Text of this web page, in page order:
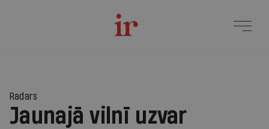
Radars
Jaunajā vilnī uzvar